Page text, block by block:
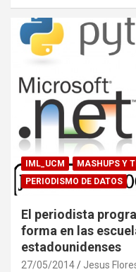
IML_UCM
MASHUPS Y
PERIODISMO DE DATOS
El periodista
forma en las
estadounidenses
27/05/2014 Jesus